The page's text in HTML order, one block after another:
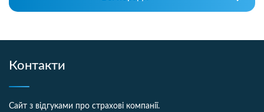
Контакти
Сайт з відгуками про страхові компанії.